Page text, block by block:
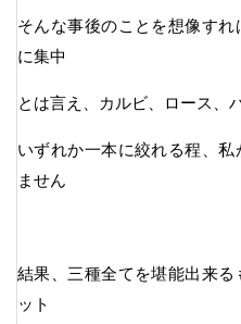
そんな事後のことを想像す
に集中
とは言え、カルビ、ロース、
いずれか一本に絞れる程、
ません
結果、三種全てを堪能出来
ット